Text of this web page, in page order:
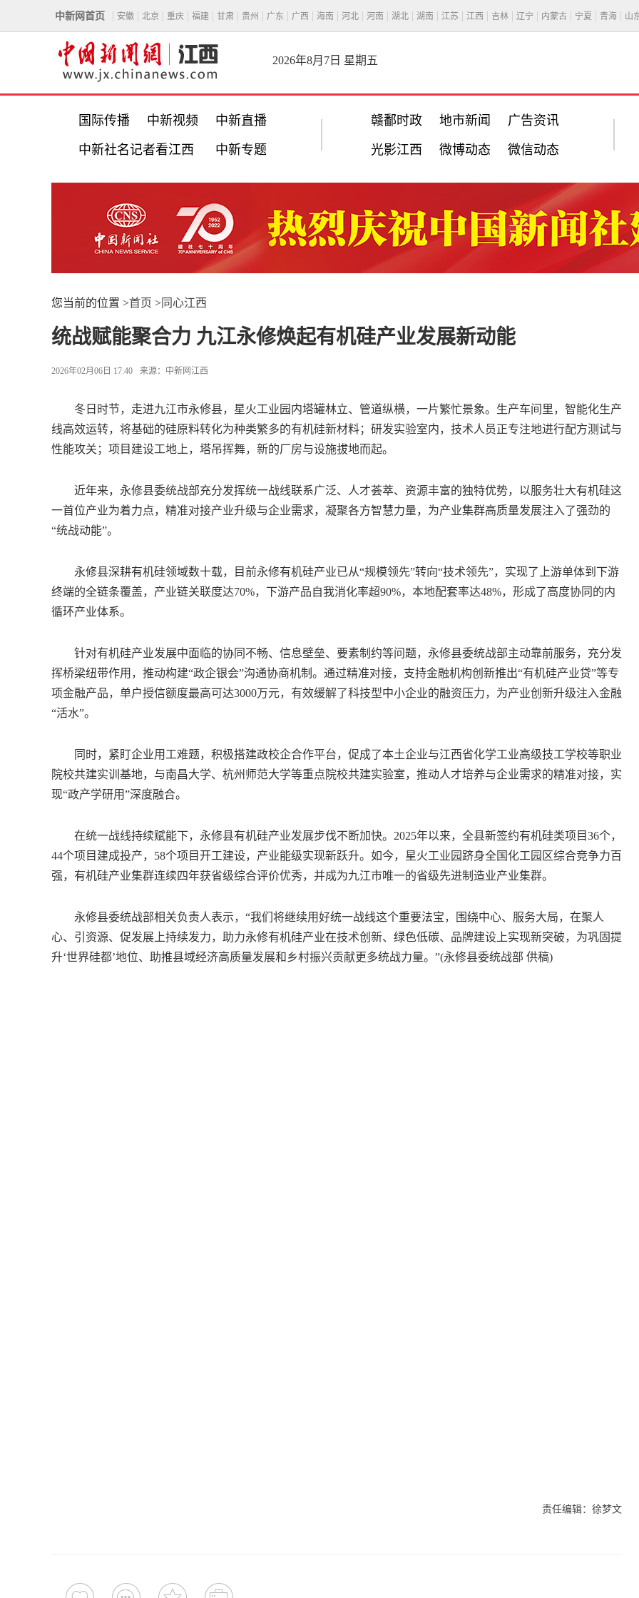
中新网首页 安徽 北京 重庆 福建 甘肃 贵州 广东 广西 海南 河北 河南 湖北 湖南 江苏 江西 吉林 辽宁 内蒙古 宁夏 青海 山
2026年8月7日 星期五
国际传播 中新视频 中新直播
中新社名记者看江西 中新专题
赣鄱时政 地市新闻 广告资讯
光影江西 微博动态 微信动态
您当前的位置 >首页 >同心江西
统战赋能聚合力 九江永修焕起有机硅产业发展新动能
2026年02月06日 17:40 来源： 中新网江西
冬日时节，走进九江市永修县，星火工业园内塔罐林立、管道纵横，一片繁忙景象。生产车间里，智能化生产
线高效运转，将基础的硅原料转化为种类繁多的有机硅新材料；研发实验室内，技术人员正专注地进行配方测试与
性能攻关；项目建设工地上，塔吊挥舞，新的厂房与设施拔地而起。
近年来，永修县委统战部充分发挥统一战线联系广泛、人才荟萃、资源丰富的独特优势，以服务壮大有机硅这
一首位产业为着力点，精准对接产业升级与企业需求，凝聚各方智慧力量，为产业集群高质量发展注入了强劲的
“统战动能”。
永修县深耕有机硅领域数十载，目前永修有机硅产业已从“规模领先”转向“技术领先”，实现了上游单体到下游
终端的全链条覆盖，产业链关联度达70%，下游产品自我消化率超90%，本地配套率达48%，形成了高度协同的内
循环产业体系。
针对有机硅产业发展中面临的协同不畅、信息壁垒、要素制约等问题，永修县委统战部主动靠前服务，充分发
挥桥梁纽带作用，推动构建“政企银会”沟通协商机制。通过精准对接，支持金融机构创新推出“有机硅产业贷”等专
项金融产品，单户授信额度最高可达3000万元，有效缓解了科技型中小企业的融资压力，为产业创新升级注入金融
“活水”。
同时，紧盯企业用工难题，积极搭建政校企合作平台，促成了本土企业与江西省化学工业高级技工学校等职业
院校共建实训基地，与南昌大学、杭州师范大学等重点院校共建实验室，推动人才培养与企业需求的精准对接，实
现“政产学研用”深度融合。
在统一战线持续赋能下，永修县有机硅产业发展步伐不断加快。2025年以来，全县新签约有机硅类项目36个，
44个项目建成投产，58个项目开工建设，产业能级实现新跃升。如今，星火工业园跻身全国化工园区综合竞争力百
强，有机硅产业集群连续四年获省级综合评价优秀，并成为九江市唯一的省级先进制造业产业集群。
永修县委统战部相关负责人表示，“我们将继续用好统一战线这个重要法宝，围绕中心、服务大局，在聚人
心、引资源、促发展上持续发力，助力永修有机硅产业在技术创新、绿色低碳、品牌建设上实现新突破，为巩固提
升‘世界硅都’地位、助推县域经济高质量发展和乡村振兴贡献更多统战力量。”(永修县委统战部 供稿)
责任编辑：徐梦文